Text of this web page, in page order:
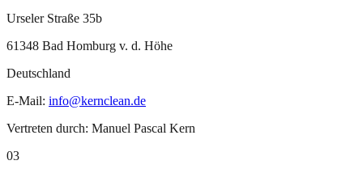
Urseler Straße 35b
61348 Bad Homburg v. d. Höhe
Deutschland
E-Mail: info@kernclean.de
Vertreten durch: Manuel Pascal Kern
03